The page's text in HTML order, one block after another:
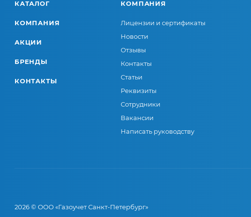
КАТАЛОГ
КОМПАНИЯ
АКЦИИ
БРЕНДЫ
КОНТАКТЫ
КОМПАНИЯ
Лицензии и сертификаты
Новости
Отзывы
Контакты
Статьи
Реквизиты
Сотрудники
Вакансии
Написать руководству
2026 © ООО «Газоучет Санкт-Петербург»